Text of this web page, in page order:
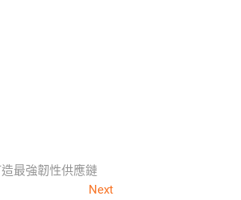
最強韌性供應鏈
NextNext